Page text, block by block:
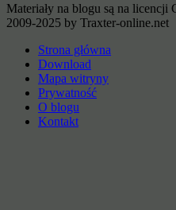
Materiały na blogu są na
2009-2025 by Traxter-online.net
Strona główna
Download
Mapa witryny
Prywatność
O blogu
Kontakt